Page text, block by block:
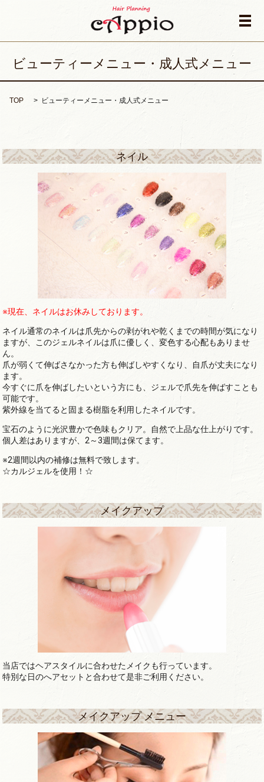
メ
ビューティーメニュー・成人式メニュー
TOP ビューティーメニュー・成人式メニュー
ネイル
※現在、ネイルはお休みしております。
ネイル通常のネイルは爪先からの剥がれや乾くまでの時間が気になり
ますが、このジェルネイルは爪に優しく、変色する心配もありませ
ん。
爪が弱くて伸ばさなかった方も伸ばしやすくなり、自爪が丈夫になり
ます。
今すぐに爪を伸ばしたいという方にも、ジェルで爪先を伸ばすことも
可能です。
紫外線を当てると固まる樹脂を利用したネイルです。
宝石のように光沢豊かで色味もクリア。自然で上品な仕上がりです。
個人差はありますが、2～3週間は保てます。
※2週間以内の補修は無料で致します。
☆カルジェルを使用！☆
メイクアップ
当店ではヘアスタイルに合わせたメイクも行っています。
特別な日のへアセットと合わせて是非ご利用ください。
メイクアップ メニュー